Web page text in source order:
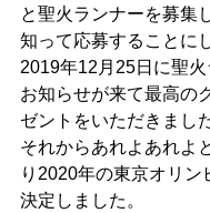
と聖火ランナーを募集
知って応募することに
2019年12月25日に聖
お知らせが来て最高の
ゼントをいただきまし
それからあれよあれよ
り2020年の東京オリン
決定しました。